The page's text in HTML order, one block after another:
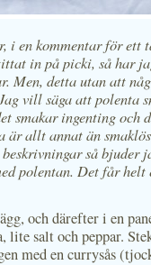
i en kommentar för ett
in på picki, så har
Men, detta utan att
vill säga att polenta
smakar ingenting och
är allt annat än
så bjuder
polentan. Det får helt
och därefter i en
lite salt och peppar.
med en currysås